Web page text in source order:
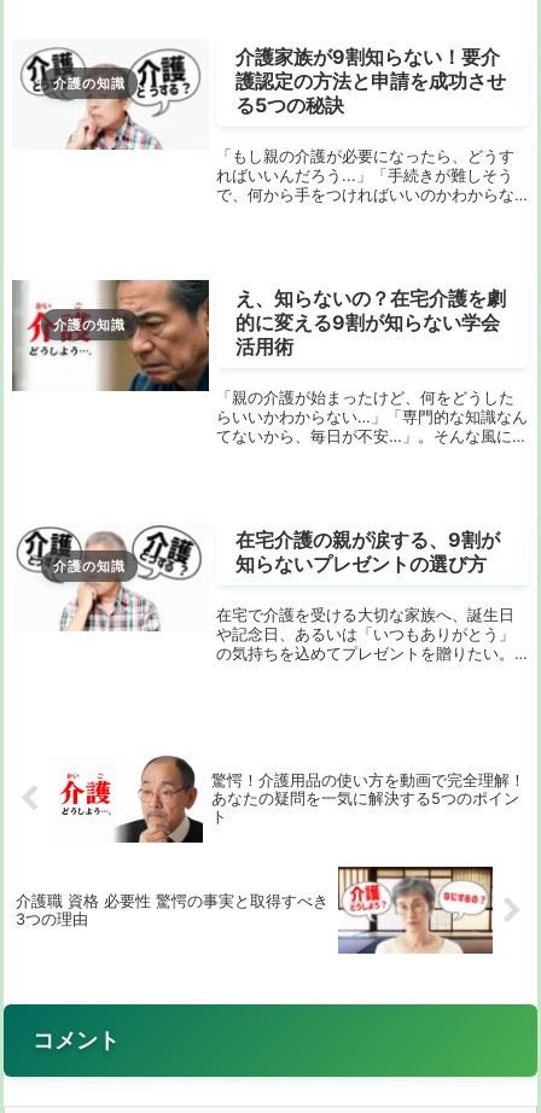
介護の知識
介護家族が9割知らない！要介
護認定の方法と申請を成功させ
る5つの秘訣
「もし親の介護が必要になったら、どうす
ればいいんだろう...」「手続きが難しそう
で、何から手をつければいいのかわからな
介護の知識
え、知らないの？在宅介護を劇
的に変える9割が知らない学会
活用術
「親の介護が始まったけど、何をどうした
らいいかわからない…」「専門的な知識なん
てないから、毎日が不安…」。そんな風に感
介護の知識
在宅介護の親が涙する、9割が
知らないプレゼントの選び方
在宅で介護を受ける大切な家族へ、誕生日
や記念日、あるいは「いつもありがとう」
の気持ちを込めてプレゼントを贈りたい。
驚愕！介護用品の使い方を動画で完全理解！
あなたの疑問を一気に解決する5つのポイン
ト
介護職 資格 必要性 驚愕の事実と取得すべき
3つの理由
コメント